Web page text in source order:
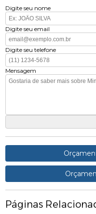
Digite seu nome
Digite seu email
Digite seu telefone
Mensagem
Páginas